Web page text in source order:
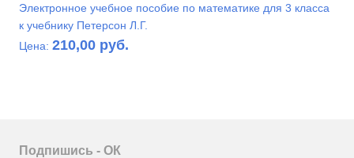
Электронное учебное пособие по математике для 3 класса
к учебнику Петерсон Л.Г.
Цена: 210,00 руб.
Подпишись - ОК